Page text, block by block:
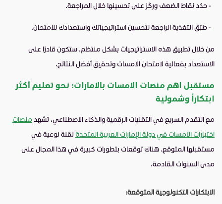
- حدّد نقاط الضعف وركّز على تحسينها خلال المراجعة.
- طبّق التغذية الراجعة لتحسين استراتيجياتك واستعدادك للامتحان.
من خلال تطبيق هذه الاستراتيجيات بشكل منتظم، ستكون قادرًا على
الاستعداد بفعالية لامتحان الامسات وتحقيق أفضل النتائج.
مستقبل اهم منصات الامسات بالامارات: نحو تعليم أكثر
ابتكاراً وشمولية
مع التقدم السريع في التقنيات الرقمية والذكاء الاصطناعي، تشهد منصات
اختبارات الامسات في دولة الإمارات العربية المتحدة نقلة نوعية في
مستقبلها المتوقع. هناك توقعات بتطورات كبيرة في هذا المجال على
مدى السنوات القادمة.
الابتكارات التكنولوجية المتوقعة: